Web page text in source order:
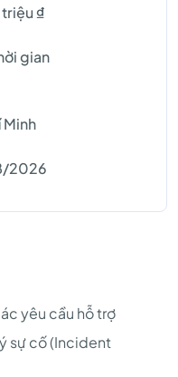
triệu ₫
gian
Minh
2026
yêu cầu hỗ trợ
sự cố (Incident